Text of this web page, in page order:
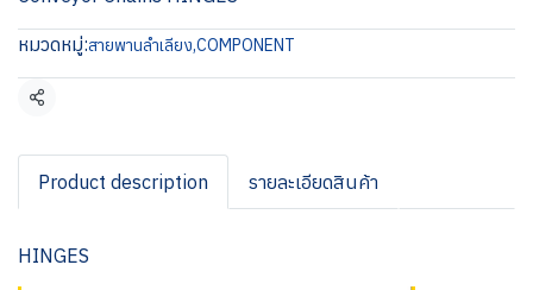
หมวดหมู่:สายพานลำเลียง,COMPONENT
แชร์
Product description รายละเอียดสินค้า
HINGES